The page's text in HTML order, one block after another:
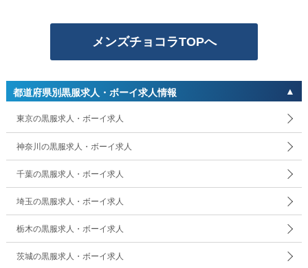
メンズチョコラTOPへ
都道府県別黒服求人・ボーイ求人情報
東京の黒服求人・ボーイ求人
神奈川の黒服求人・ボーイ求人
千葉の黒服求人・ボーイ求人
埼玉の黒服求人・ボーイ求人
栃木の黒服求人・ボーイ求人
茨城の黒服求人・ボーイ求人